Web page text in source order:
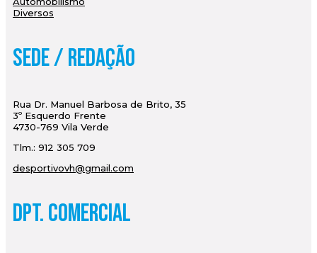
Diversos
Sede / Redação
Rua Dr. Manuel Barbosa de Brito, 35
3º Esquerdo Frente
4730-769 Vila Verde
Tlm.: 912 305 709
desportivovh@gmail.com
Dpt. Comercial